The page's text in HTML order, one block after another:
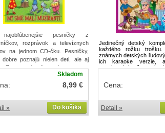
pesničky z
rozprávok a televíznych
na jednom CD-čku. Pesničky,
dobre poznajú nielen deti, ale aj
Zoznam piesní v popise tovaru.
Skladom
8,99 €
Do košíka
»
Jedinečný detský
každého rožku
známych detských
ich karaoke verzie,
zaspievať aj vaše ratolesti.
Cena:
Detail »